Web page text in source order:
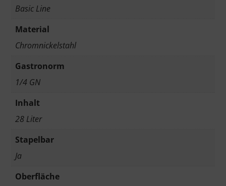
Basic Line
Material
Chromnickelstahl
Gastronorm
1/4 GN
Inhalt
28 Liter
Stapelbar
Ja
Oberfläche